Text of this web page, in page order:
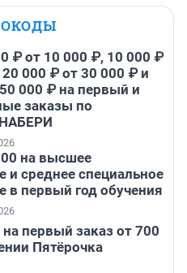
₽ от 10 000 ₽, 10 000 ₽
000 ₽ от 30 000 ₽ и
000 ₽ на первый и
заказы по
на высшее
и среднее специальное
в первый год обучения
первый заказ от 700
Пятёрочка